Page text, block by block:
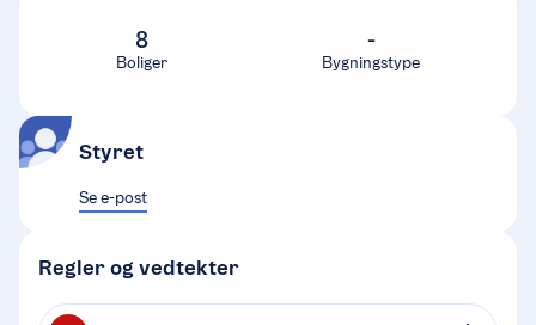
8
Boliger
-
Bygningstype
Styret
Se e-post
Regler og vedtekter